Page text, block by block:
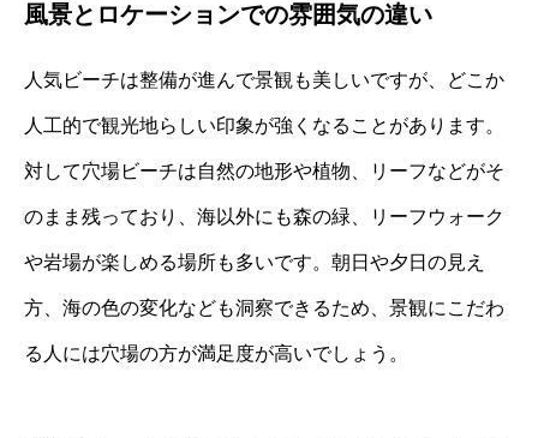
風景とロケーションでの雰囲気の違い
人気ビーチは整備が進んで景観も美しいですが、どこか
人工的で観光地らしい印象が強くなることがあります。
対して穴場ビーチは自然の地形や植物、リーフなどがそ
のまま残っており、海以外にも森の緑、リーフウォーク
や岩場が楽しめる場所も多いです。朝日や夕日の見え
方、海の色の変化なども洞察できるため、景観にこだわ
る人には穴場の方が満足度が高いでしょう。